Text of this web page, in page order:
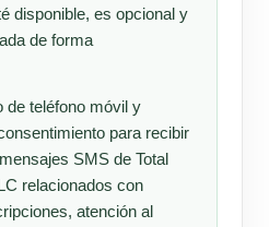
disponible, es opcional y
de forma
de teléfono móvil y
para recibir
SMS de Total
relacionados con
atención al